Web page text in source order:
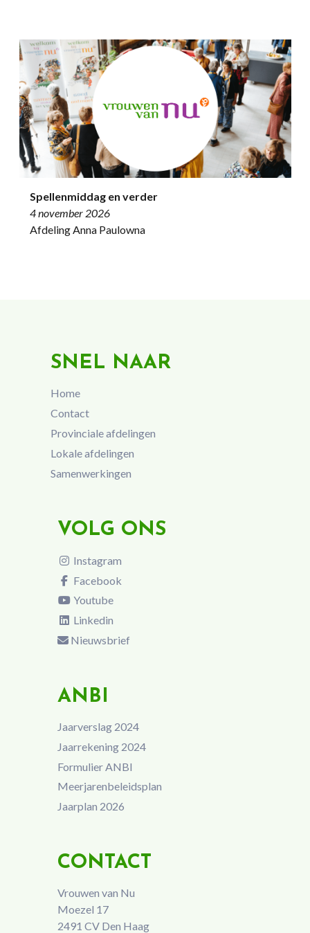
Spellenmiddag en verder
4 november 2026
Afdeling Anna Paulowna
SNEL NAAR
Home
Contact
Provinciale afdelingen
Lokale afdelingen
Samenwerkingen
VOLG ONS
Instagram
Facebook
Youtube
Linkedin
Nieuwsbrief
ANBI
Jaarverslag 2024
Jaarrekening 2024
Formulier ANBI
Meerjarenbeleidsplan
Jaarplan 2026
CONTACT
Vrouwen van Nu
Moezel 17
2491 CV Den Haag